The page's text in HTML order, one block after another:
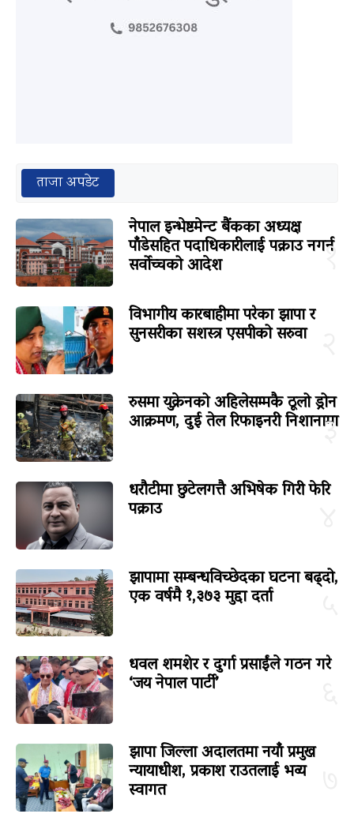
ताजा अपडेट
१
नेपाल इन्भेष्टमेन्ट बैंकका अध्यक्ष
पाँडेसहित पदाधिकारीलाई पक्राउ नगर्न
सर्वोच्चको आदेश
विभागीय कारबाहीमा परेका झापा र
सुनसरीका सशस्त्र एसपीको सरुवा
३
रुसमा युक्रेनको अहिलेसम्मकै ठूलो ड्रोन
आक्रमण, दुई तेल रिफाइनरी निशानामा
धरौटीमा छुटेलगत्तै अभिषेक गिरी फेरि
पक्राउ
झापामा सम्बन्धविच्छेदका घटना बढ्दो,
एक वर्षमै १,३७३ मुद्दा दर्ता
धवल शमशेर र दुर्गा प्रसाईंले गठन गरे
‘जय नेपाल पार्टी’
झापा जिल्ला अदालतमा नयाँ प्रमुख
न्यायाधीश, प्रकाश राउतलाई भव्य
स्वागत